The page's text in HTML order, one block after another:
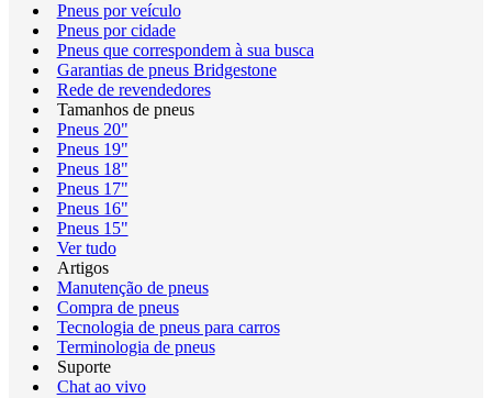
Pneus por veículo
Pneus por cidade
Pneus que correspondem à sua busca
Garantias de pneus Bridgestone
Rede de revendedores
Tamanhos de pneus
Pneus 20"
Pneus 19"
Pneus 18"
Pneus 17"
Pneus 16"
Pneus 15"
Ver tudo
Artigos
Manutenção de pneus
Compra de pneus
Tecnologia de pneus para carros
Terminologia de pneus
Suporte
Chat ao vivo